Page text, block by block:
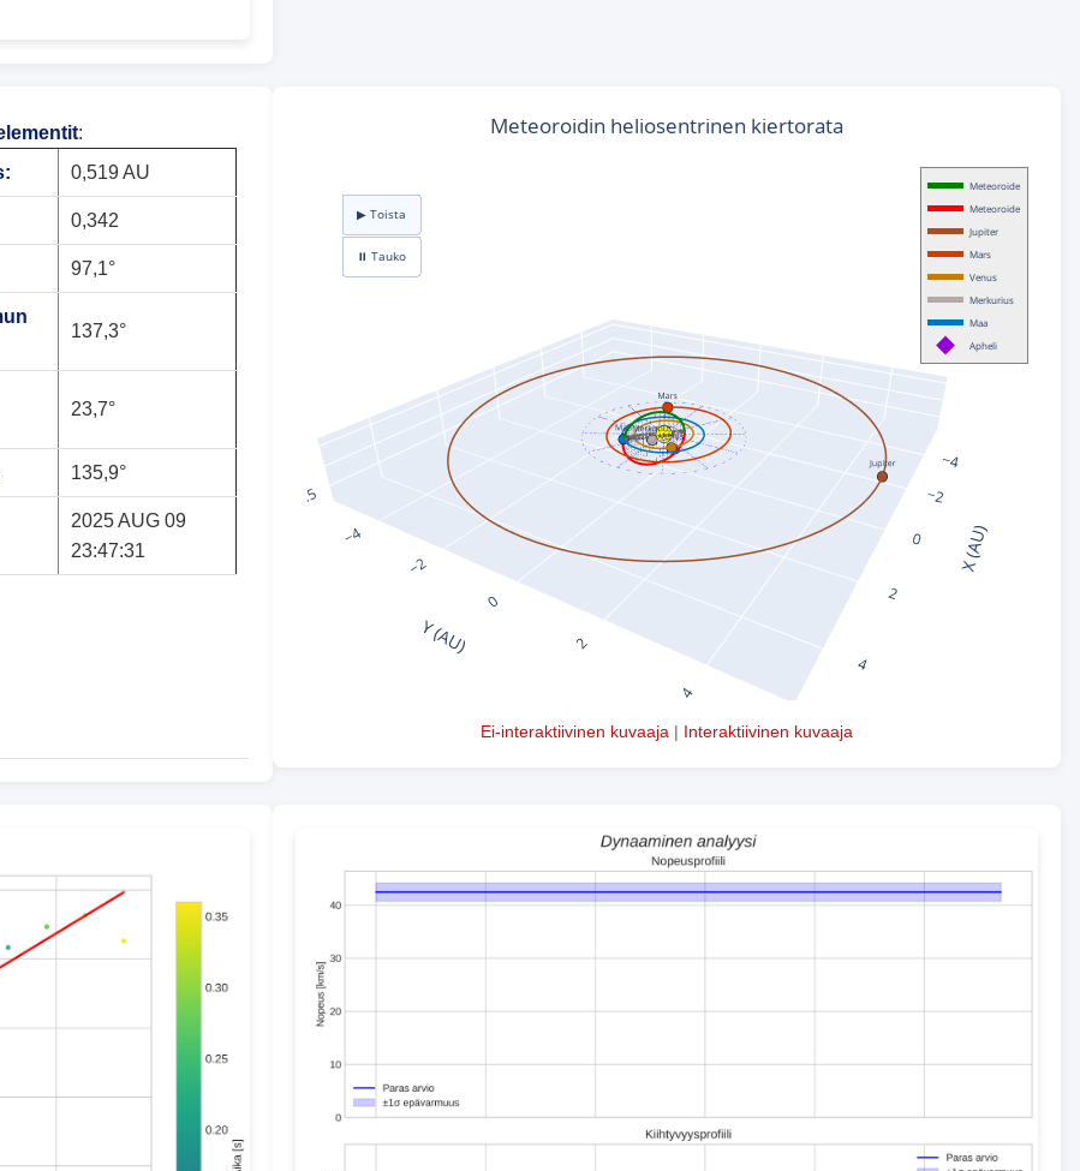
:
0,519 AU
0,342
97,1°
137,3°
23,7°
135,9°
2025 AUG 09
23:47:31
Ei-interaktiivinen kuvaaja | Interaktiivinen kuvaaja